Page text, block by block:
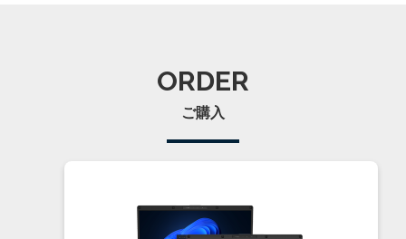
ORDER
ご購入